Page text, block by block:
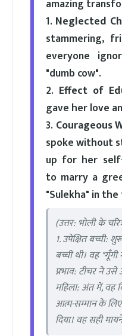
amazing
1. Neglected
stammering,
everyone
"dumb cow".
2. Effect of
gave her love
3. Courageous
spoke without
up for her
to marry a
"Sulekha" in
(उत्तर: भोली के
1. उपेक्षित बच्ची:
बच्ची थी। वह "गूँगी
प्रभाव: टीचर ने उसे
महिला: अंत में, वह
आत्म-सम्मान के
दिया। वह सही